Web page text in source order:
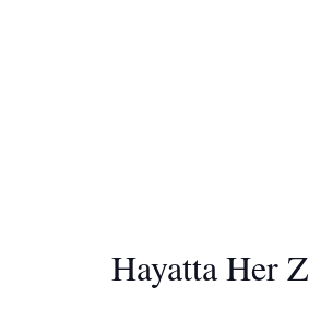
Hayatta Her